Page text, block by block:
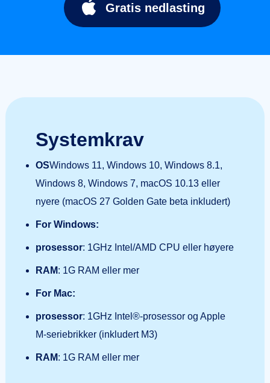
Gratis nedlasting
Systemkrav
OSWindows 11, Windows 10, Windows 8.1,
Windows 8, Windows 7, macOS 10.13 eller
nyere (macOS 27 Golden Gate beta inkludert)
For Windows:
prosessor: 1GHz Intel/AMD CPU eller høyere
RAM: 1G RAM eller mer
For Mac:
prosessor: 1GHz Intel®-prosessor og Apple
M-seriebrikker (inkludert M3)
RAM: 1G RAM eller mer